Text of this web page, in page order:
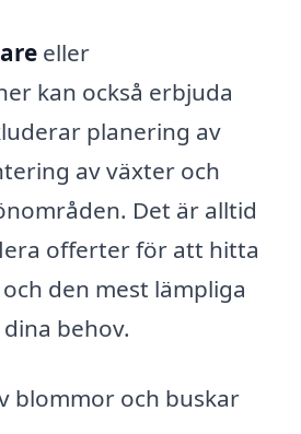
eller
kan också erbjuda
planering av
av växter och
Det är alltid
offerter för att hitta
den mest lämpliga
behov.
blommor och buskar